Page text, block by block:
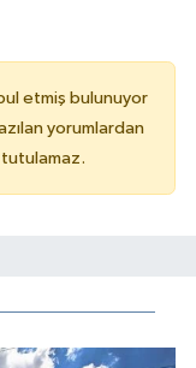
etmiş bulunuyor
yorumlardan